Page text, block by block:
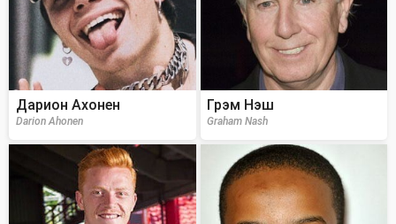
Дарион Ахонен
Darion Ahonen
Грэм Нэш
Graham Nash